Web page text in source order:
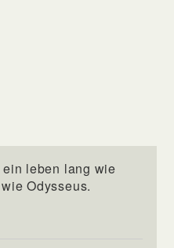
leben lang wie
Odysseus.